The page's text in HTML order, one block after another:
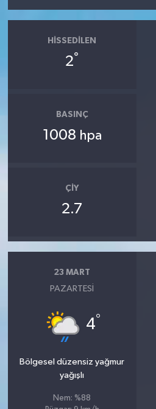
HISSEDILEN
2°
BASINÇ
1008 hpa
ÇIY
2.7
23 MART
PAZARTESI
4°
Bölgesel düzensiz yağmur
yağışlı
Nem: %88